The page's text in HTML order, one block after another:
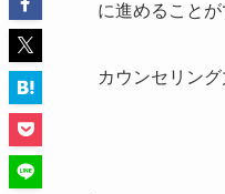
に進めることが
カウンセリン